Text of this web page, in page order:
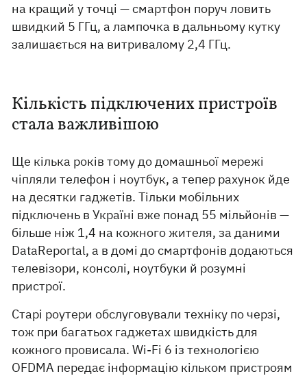
на кращий у точці — смартфон поруч ловить
швидкий 5 ГГц, а лампочка в дальньому кутку
залишається на витривалому 2,4 ГГц.
Кількість підключених пристроїв
стала важливішою
Ще кілька років тому до домашньої мережі
чіпляли телефон і ноутбук, а тепер рахунок йде
на десятки гаджетів. Тільки мобільних
підключень в Україні вже понад 55 мільйонів —
більше ніж 1,4 на кожного жителя, за даними
DataReportal, а в домі до смартфонів додаються
телевізори, консолі, ноутбуки й розумні
пристрої.
Старі роутери обслуговували техніку по черзі,
тож при багатьох гаджетах швидкість для
кожного провисала. Wi-Fi 6 із технологією
OFDMA передає інформацію кільком пристроям